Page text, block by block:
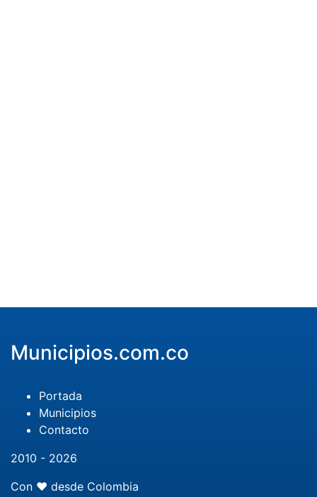
Municipios.com.co
Portada
Municipios
Contacto
2010 - 2026
Con ❤️ desde Colombia